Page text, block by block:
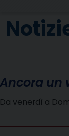
Ancora un
Da venerdì a